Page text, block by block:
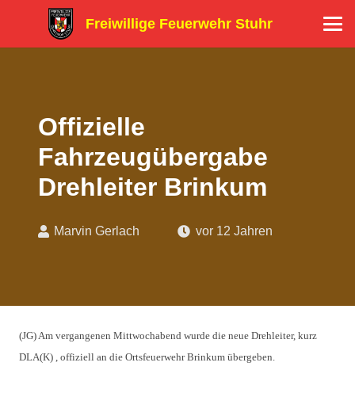
Freiwillige Feuerwehr Stuhr
Offizielle
Fahrzeugübergabe
Drehleiter Brinkum
Marvin Gerlach vor 12 Jahren
(JG) Am vergangenen Mittwochabend wurde die neue Drehleiter, kurz
DLA(K) , offiziell an die Ortsfeuerwehr Brinkum übergeben.